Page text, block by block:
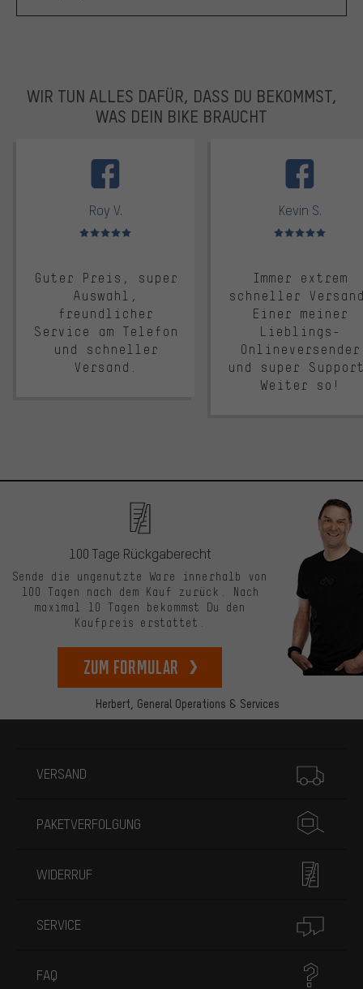
WIR TUN ALLES DAFÜR, DASS DU BEKOMMST,
WAS DEIN BIKE BRAUCHT
Roy V.
Bewertungen: 5 von 5
Guter Preis, super
Auswahl,
freundlicher
Service am Telefon
und schneller
Versand.
Kevin S.
Bewertungen: 5 von 5
Immer extrem
schneller
Einer meiner
Lieblings-
Onlineversender
und super
Weiter so!
Herbert, General Operations & Services
100 Tage Rückgaberecht
Sende die ungenutzte Ware innerhalb von
100 Tagen nach dem Kauf zurück. Nach
maximal 10 Tagen bekommst Du den
Kaufpreis erstattet.
zum Formular
VERSAND
PAKETVERFOLGUNG
WIDERRUF
SERVICE
FAQ